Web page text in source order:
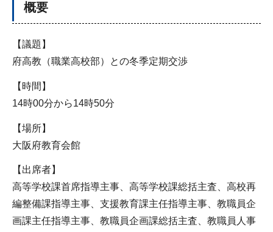
概要
【議題】
府高教（職業高校部）との冬季定期交渉
【時間】
14時00分から14時50分
【場所】
大阪府教育会館
【出席者】
高等学校課首席指導主事、高等学校課総括主査、高校再
編整備課指導主事、支援教育課主任指導主事、教職員企
画課主任指導主事、教職員企画課総括主査、教職員人事